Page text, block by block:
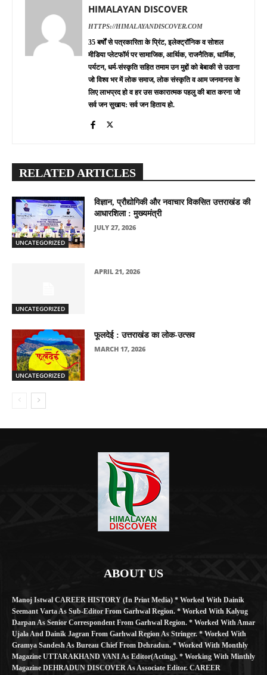
HIMALAYAN DISCOVER
HTTPS://HIMALAYANDISCOVER.COM
35 बर्षों से पत्रकारिता के प्रिंट, इलेक्ट्रॉनिक व सोशल
मीडिया प्लेटफॉर्म पर सामाजिक, आर्थिक, राजनैतिक, धार्मिक,
पर्यटन, धर्म-संस्कृति सहित तमाम उन मुद्दों को बेबाकी से उठाना
जो विश्व भर में लोक समाज, लोक संस्कृति व आम जनमानस के
लिए लाभप्रद हो व हर उस सकारात्मक पहलु की बात करना जो
सर्व जन सुखाय: सर्व जन हिताय हो.
RELATED ARTICLES
UNCATEGORIZED
विज्ञान, प्रौद्योगिकी और नवाचार विकसित उत्तराखंड की
आधारशिला : मुख्यमंत्री
JULY 27, 2026
UNCATEGORIZED
APRIL 21, 2026
UNCATEGORIZED
फूलदेई : उत्तराखंड का लोक-उत्सव
MARCH 17, 2026
ABOUT US
Manoj Istwal CAREER HISTORY (in Print Media) * Worked With Dainik
Seemant Varta As Sub-Editor From Garhwal Region. * Worked With Kalyug
Darpan As Senior Correspondent From Garhwal Region. * Worked With Amar
Ujala And Dainik Jagran From Garhwal Region As Stringer. * Worked With
Gramya Sandesh As Bureau Chief From Dehradun. * Worked With Monthly
Magazine UTTARAKHAND VANI As Editor(Acting). * Working With Minthly
Magazine DEHRADUN DISCOVER As Associate Editor. CAREER